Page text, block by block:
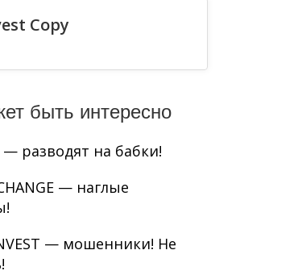
Copy
быть интересно
разводят на бабки!
— наглые
— мошенники! Не